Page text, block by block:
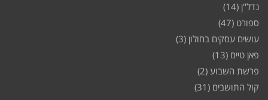
נדל"ן (14)
ספורט (47)
עושים עסקים בחולון (3)
פאן טיים (13)
פרשת השבוע (2)
קול התושבים (31)